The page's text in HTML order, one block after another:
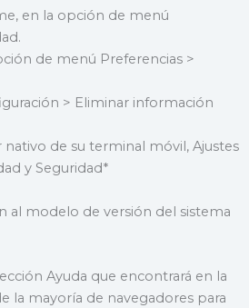
en la opción de menú
de menú Preferencias >
> Eliminar información
nativo de su terminal móvil, Ajustes
y Seguridad*
al modelo de versión del sistema
Ayuda que encontrará en la
la mayoría de navegadores para